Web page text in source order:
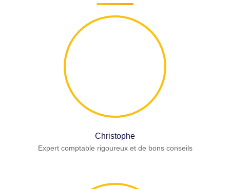
Christophe
Expert comptable rigoureux et de bons conseils